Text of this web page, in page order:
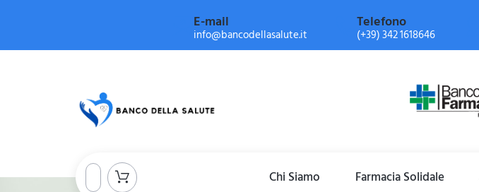
E-mail
info@bancodellasalute.it
Telefono
(+39) 342 1618646
Chi Siamo Farmacia Solidale